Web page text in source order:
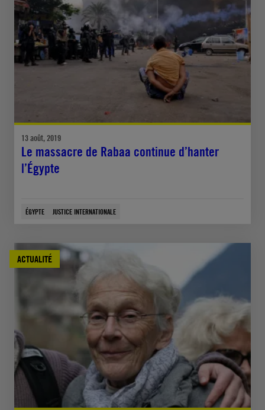
13 août, 2019
Le massacre de Rabaa continue d’hanter
l’Égypte
ÉGYPTE JUSTICE INTERNATIONALE
ACTUALITÉ